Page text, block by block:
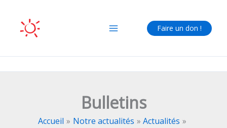
contenu
Faire un don !
Bulletins
Accueil Notre actualités
Actualités